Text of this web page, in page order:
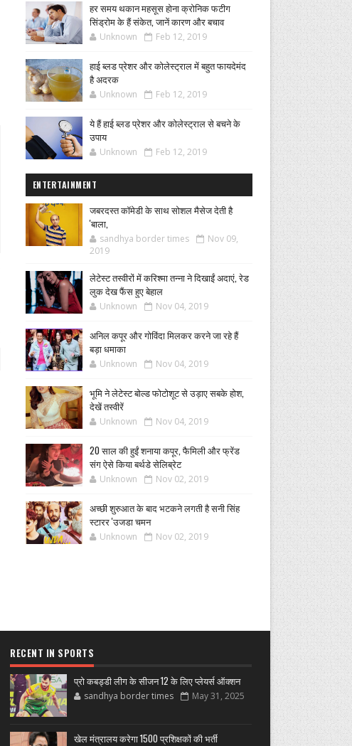
हर समय थकान महसूस होना क्रोनिक फटीग
सिंड्रोम के हैं संकेत, जानें कारण और बचाव
Unknown Feb 12, 2019
हाई ब्लड प्रेशर और कोलेस्ट्राल में बहुत फायदेमंद
है अदरक
Unknown Feb 12, 2019
ये हैं हाई ब्लड प्रेशर और कोलेस्ट्राल से बचने के
उपाय
Unknown Feb 12, 2019
ENTERTAINMENT
जबरदस्त कॉमेडी के साथ सोशल मैसेज देती है
'बाला,
sandhya border times
Nov 09,
2019
लेटेस्ट तस्वीरों में करिश्मा तन्ना ने दिखाईं अदाएं, रेड
लुक देख फैंस हुए बेहाल
Unknown Nov 04, 2019
अनिल कपूर और गोविंदा मिलकर करने जा रहे हैं
बड़ा धमाका
Unknown Nov 04, 2019
भूमि ने लेटेस्ट बोल्ड फोटोशूट से उड़ाए सबके होश,
देखें तस्वीरें
Unknown Nov 04, 2019
20 साल की हुईं शनाया कपूर, फैमिली और फ्रेंड
संग ऐसे किया बर्थडे सेलिब्रेट
Unknown Nov 02, 2019
अच्छी शुरुआत के बाद भटकने लगती है सनी सिंह
स्टारर 'उजडा चमन
Unknown Nov 02, 2019
RECENT IN SPORTS
प्रो कबड्डी लीग के सीजन 12 के लिए प्लेयर्स ऑक्शन
sandhya border times May 31, 2025
खेल मंत्रालय करेगा 1500 प्रशिक्षकों की भर्ती